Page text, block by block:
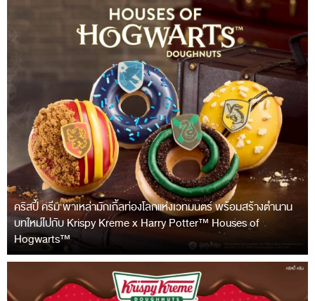
คริสปี้ ครีม พาเหล่ามักเกิ้ลท่องโลกแห่งเวทมนตร์ พร้อมสร้างตำนาน
บทใหม่ไปกับ Krispy Kreme x Harry Potter™ Houses of
Hogwarts™